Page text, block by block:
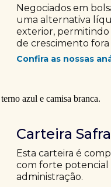
Negociados em
uma alternativa
exterior,
de crescimento fora
Confira as nossas
Carteira
Esta carteira é
com forte potencial
administração.